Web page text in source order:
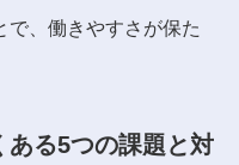
で、働きやすさが保た
ある5つの課題と対